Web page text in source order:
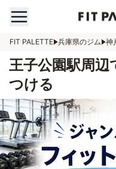
FIT PALETTE 兵庫県のジム 神
王子公園駅周
つける